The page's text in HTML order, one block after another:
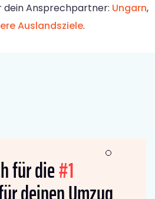
dein Ansprechpartner: Ungarn,
Auslandsziele.
für die#1